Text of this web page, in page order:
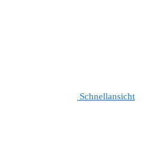
Schnellansicht